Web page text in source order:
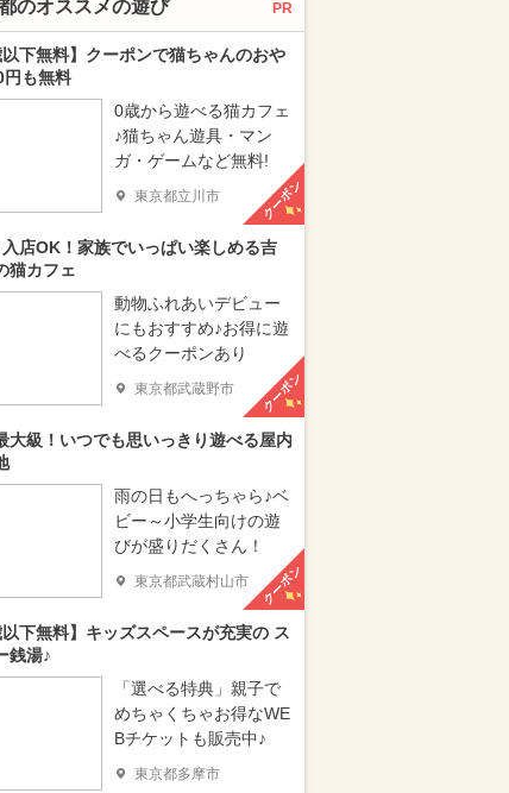
のオススメの遊び PR
以下無料】クーポンで猫ちゃんのおや
円も無料
0歳から遊べる猫カフェ
♪猫ちゃん遊具・マン
ガ・ゲームなど無料!
東京都立川市 クーポン
店OK！家族でいっぱい楽しめる吉
猫カフェ
動物ふれあいデビュー
にもおすすめ♪お得に遊
べるクーポンあり
東京都武蔵野市 クーポン
大級！いつでも思いっきり遊べる屋内
雨の日もへっちゃら♪ベ
ビー～小学生向けの遊
びが盛りだくさん！
東京都武蔵村山市 クーポン
以下無料】キッズスペースが充実の ス
銭湯♪
「選べる特典」親子で
めちゃくちゃお得なWE
Bチケットも販売中♪
東京都多摩市